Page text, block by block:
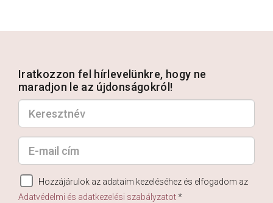
Iratkozzon fel hírlevelünkre, hogy ne
maradjon le az újdonságokról!
Hozzájárulok az adataim kezeléséhez és elfogadom az
Adatvédelmi és adatkezelési szabályzatot*